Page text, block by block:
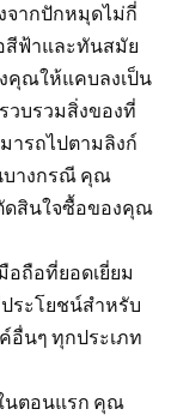
จากปักหมุดไม่กี่
ฟ้าและทันสมัย
คุณให้แคบลงเป็น
รวบรวมสิ่งของที่
รถไปตามลิงก์
บางกรณี คุณ
ดสินใจซื้อของคุณ
อถือที่ยอดเยี่ยม
ระโยชน์สำหรับ
อื่นๆ ทุกประเภท
นตอนแรก คุณ